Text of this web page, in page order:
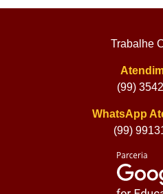
Trabalhe
(99)
WhatsApp
(99)